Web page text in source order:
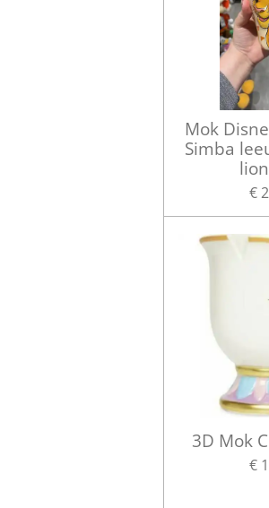
Mok
Simba
€
3D Mok
€